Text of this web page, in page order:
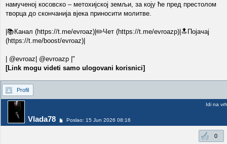
намученој косовско – метохијској земљи, за коју ће пред престолом
творца до скончанија вјека приносити молитве.
|📚Канал (https://t.me/evroaz)|✏️Чет (https://t.me/evroazp)|🔝Појачај
(https://t.me/boost/evroaz)|
| @evroaz| @evroazp |"
[Link mogu videti samo ulogovani korisnici]
Profil
Vlada78 Poslao: 15 Jun 2026 08:16
Idi na vrh
0